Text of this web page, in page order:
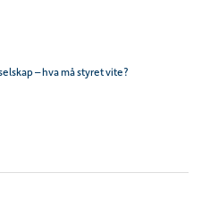
– hva må styret vite?